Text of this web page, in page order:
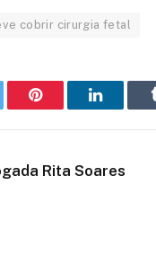
cobrir cirurgia fetal
Pinterest LinkedIn
Rita Soares